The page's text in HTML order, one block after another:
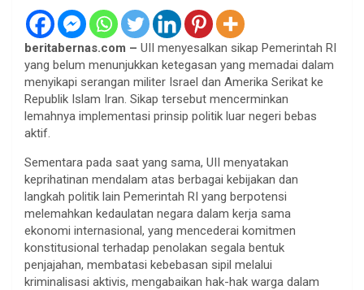
beritabernas.com – UII menyesalkan sikap Pemerintah RI
yang belum menunjukkan ketegasan yang memadai dalam
menyikapi serangan militer Israel dan Amerika Serikat ke
Republik Islam Iran. Sikap tersebut mencerminkan
lemahnya implementasi prinsip politik luar negeri bebas
aktif.
Sementara pada saat yang sama, UII menyatakan
keprihatinan mendalam atas berbagai kebijakan dan
langkah politik lain Pemerintah RI yang berpotensi
melemahkan kedaulatan negara dalam kerja sama
ekonomi internasional, yang mencederai komitmen
konstitusional terhadap penolakan segala bentuk
penjajahan, membatasi kebebasan sipil melalui
kriminalisasi aktivis, mengabaikan hak-hak warga dalam